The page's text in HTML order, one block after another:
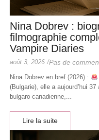
Nina Dobrev :
filmographie
Vampire Diaries
août 3, 2026 /Pas de
Nina Dobrev en bref (2026) :
(Bulgarie), elle a aujourd’hui 37
bulgaro‑canadienne,...
Lire la suite